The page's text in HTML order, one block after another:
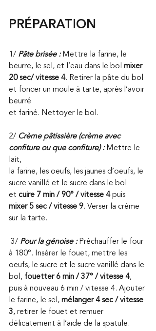
PRÉPARATION
1/ Pâte brisée : Mettre la farine, le
beurre, le sel, et l’eau dans le bol mixer
20 sec/ vitesse 4. Retirer la pâte du bol
et foncer un moule à tarte, après l’avoir
beurré
et fariné. Nettoyer le bol.
2/ Crème pâtissière (crème avec
confiture ou que confiture) : Mettre le
lait,
la farine, les oeufs, les jaunes d’oeufs, le
sucre vanillé et le sucre dans le bol
et cuire 7 min / 90° / vitesse 4 puis
mixer 5 sec / vitesse 9. Verser la crème
sur la tarte.
3/ Pour la génoise : Préchauffer le four
à 180°. Insérer le fouet, mettre les
oeufs, le sucre et le sucre vanillé dans le
bol, fouetter 6 min / 37° / vitesse 4,
puis à nouveau 6 min / vitesse 4. Ajouter
le farine, le sel, mélanger 4 sec / vitesse
3, retirer le fouet et remuer
délicatement à l’aide de la spatule.